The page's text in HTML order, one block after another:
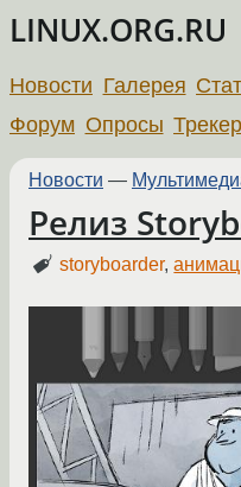
LINUX.ORG.RU
Новости Галерея
Форум Опросы Трекер
Новости —
Релиз
storyboarder,